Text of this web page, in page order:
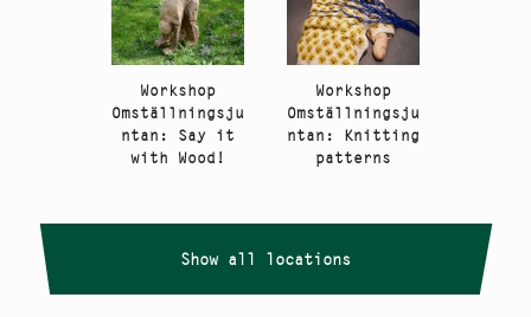
Workshop
Omställningsju
ntan: Say it
with Wood!
Workshop
Omställningsju
ntan: Knitting
patterns
Show all locations